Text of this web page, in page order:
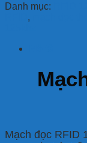
Danh mục:
,
Mạch đọc RFID